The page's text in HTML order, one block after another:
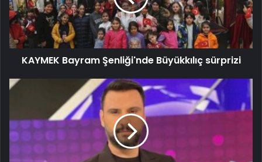
KAYMEK Bayram Şenliği'nde Büyükkılıç sürprizi